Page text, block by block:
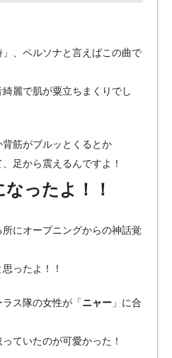
、ペルソナと言えばこの曲で
麗で肌が粟立ちまくりでし
筋がブルッとくるとか
足から震えるんですよ！
ったよ！！
にオープニングからの神話覚
ったよ！！
ラス隊の女性が「ニャー 」に合
ていたのが可愛かった！